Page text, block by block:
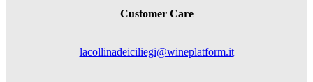
Customer Care
lacollinadeiciliegi@wineplatform.it